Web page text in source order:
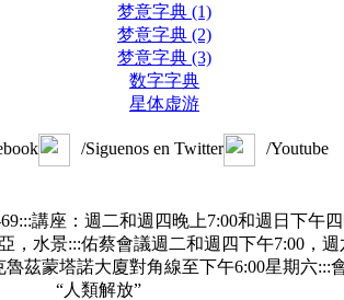
梦意字典 (1)
梦意字典 (2)
梦意字典 (3)
数字字典
星体虚游
/Siguenos en Twitter /Youtube
講座：週二和週四晚上7:00和週日下午
，水景:::佑蔡會議週二和週四下午7:00，週
茲蒙塔諾大廈對角線至下午6:00星期六:::
“人類解放”